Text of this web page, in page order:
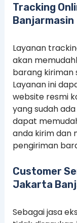
Tracking
Banjarmasin
Layanan
akan
barang kiriman
Layanan ini
website resmi
yang sudah
dapat
anda kirim dan
pengiriman
Customer
Jakarta
Sebagai jasa